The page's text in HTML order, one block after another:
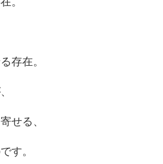
存在。
せる、
す。